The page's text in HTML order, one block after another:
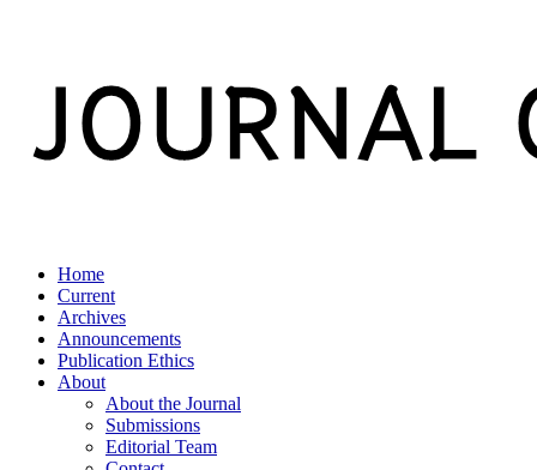
Home
Current
Archives
Announcements
Publication Ethics
About
About the Journal
Submissions
Editorial Team